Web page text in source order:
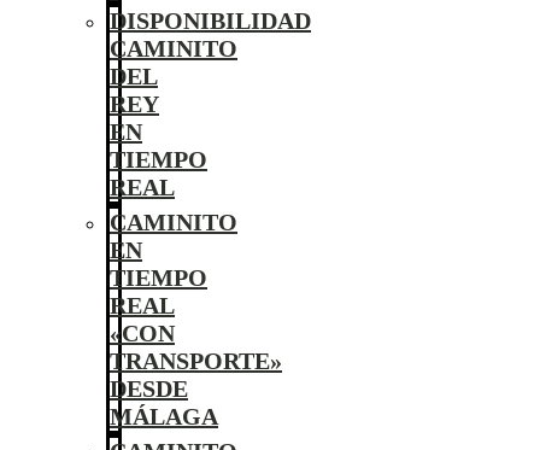
DISPONIBILIDAD
CAMINITO
DEL
REY
EN
TIEMPO
REAL
CAMINITO
EN
TIEMPO
REAL
«CON
TRANSPORTE»
DESDE
MÁLAGA